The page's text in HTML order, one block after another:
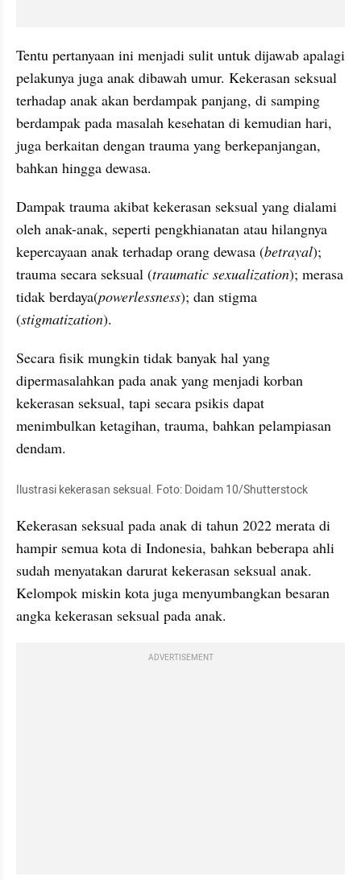
Tentu pertanyaan ini menjadi sulit untuk dijawab apalagi
pelakunya juga anak dibawah umur. Kekerasan seksual
terhadap anak akan berdampak panjang, di samping
berdampak pada masalah kesehatan di kemudian hari,
juga berkaitan dengan trauma yang berkepanjangan,
bahkan hingga dewasa.
Dampak trauma akibat kekerasan seksual yang dialami
oleh anak-anak, seperti pengkhianatan atau hilangnya
kepercayaan anak terhadap orang dewasa (betrayal);
trauma secara seksual (traumatic sexualization); merasa
tidak berdaya(powerlessness); dan stigma
(stigmatization).
Secara fisik mungkin tidak banyak hal yang
dipermasalahkan pada anak yang menjadi korban
kekerasan seksual, tapi secara psikis dapat
menimbulkan ketagihan, trauma, bahkan pelampiasan
dendam.
Ilustrasi kekerasan seksual. Foto: Doidam 10/Shutterstock
Kekerasan seksual pada anak di tahun 2022 merata di
hampir semua kota di Indonesia, bahkan beberapa ahli
sudah menyatakan darurat kekerasan seksual anak.
Kelompok miskin kota juga menyumbangkan besaran
angka kekerasan seksual pada anak.
ADVERTISEMENT